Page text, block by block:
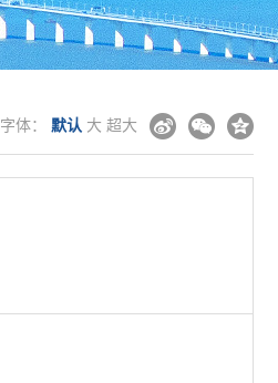
字体： 默认 大 超大